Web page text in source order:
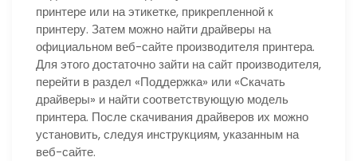
принтере или на этикетке, прикрепленной к
принтеру. Затем можно найти драйверы на
официальном веб-сайте производителя принтера.
Для этого достаточно зайти на сайт производителя,
перейти в раздел «Поддержка» или «Скачать
драйверы» и найти соответствующую модель
принтера. После скачивания драйверов их можно
установить, следуя инструкциям, указанным на
веб-сайте.